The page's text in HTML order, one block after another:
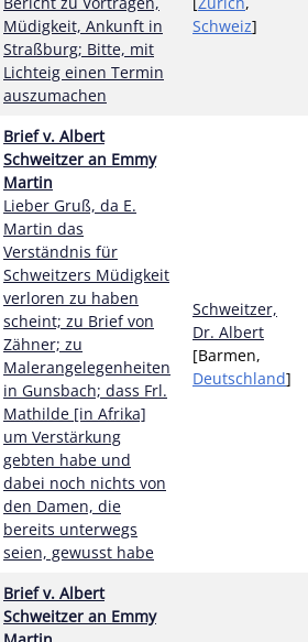
Müdigkeit, Ankunft in
Straßburg; Bitte, mit
Lichteig einen Termin
auszumachen
Schweiz]
Brief v. Albert
Schweitzer an Emmy
Martin
Lieber Gruß, da E.
Martin das
Verständnis für
Schweitzers Müdigkeit
verloren zu haben
scheint; zu Brief von
Zähner; zu
Malerangelegenheiten
in Gunsbach; dass Frl.
Mathilde [in Afrika]
um Verstärkung
gebten habe und
dabei noch nichts von
den Damen, die
bereits unterwegs
seien, gewusst habe
Schweitzer,
Dr. Albert
[Barmen,
Deutschland]
Brief v. Albert
Schweitzer an Emmy